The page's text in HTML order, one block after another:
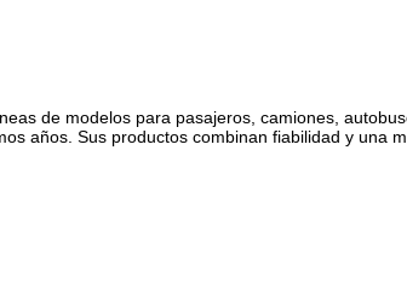
de modelos para pasajeros, camiones,
años. Sus productos combinan fiabilidad y una